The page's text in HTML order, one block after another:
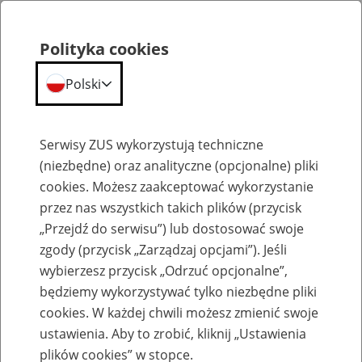
Szkolenia
Zaproś ZUS do siebie: Aktywni 50+
Polityka cookies
Polski
Serwisy ZUS wykorzystują techniczne
(niezbędne) oraz analityczne (opcjonalne) pliki
cookies. Możesz zaakceptować wykorzystanie
przez nas wszystkich takich plików (przycisk
„Przejdź do serwisu”) lub dostosować swoje
zgody (przycisk „Zarządzaj opcjami”). Jeśli
wybierzesz przycisk „Odrzuć opcjonalne”,
będziemy wykorzystywać tylko niezbędne pliki
cookies. W każdej chwili możesz zmienić swoje
ustawienia. Aby to zrobić, kliknij „Ustawienia
plików cookies” w stopce.